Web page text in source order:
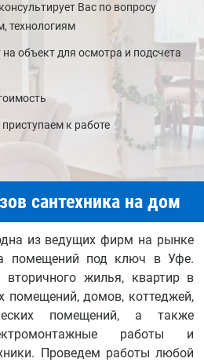
Вас по вопросу
технологиям
объект для осмотра и подсчета
приступаем к работе
сантехника на дом
из ведущих фирм на рынке
помещений под ключ в Уфе.
вторичного жилья, квартир в
помещений, домов, коттеджей,
помещений, а также
работы и
Проведем работы любой